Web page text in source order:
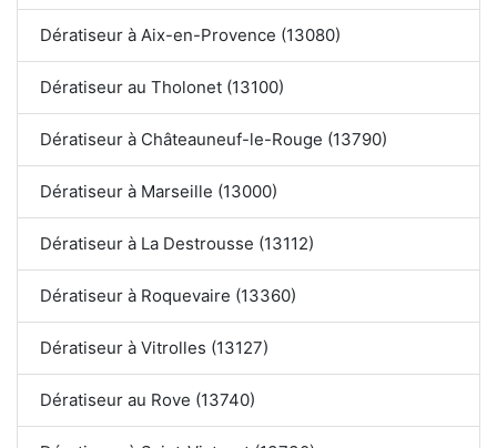
Dératiseur à Aix-en-Provence (13080)
Dératiseur au Tholonet (13100)
Dératiseur à Châteauneuf-le-Rouge (13790)
Dératiseur à Marseille (13000)
Dératiseur à La Destrousse (13112)
Dératiseur à Roquevaire (13360)
Dératiseur à Vitrolles (13127)
Dératiseur au Rove (13740)